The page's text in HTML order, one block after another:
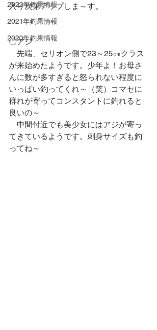
2022年釣果情報
2021年釣果情報
2020年釣果情報
入り次第アップしま～す。
〇アジ
先端、セリオン側で23～25㎝クラス
が来始めたようです。少年よ！お母さ
んに数が多すぎると怒られない程度に
いっぱい釣ってくれ～（笑）コマセに
群れが寄ってコンスタントに釣れると
良いの～
中間付近でも美少女にはアジが寄っ
てきているようです。刺身サイズも釣
ってね～